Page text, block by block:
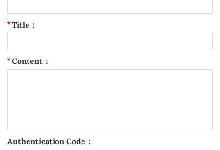
Title：
Content：
Authentication Code：